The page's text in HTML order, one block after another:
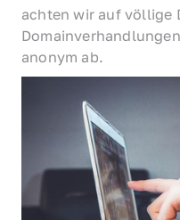
achten wir auf völlige
anonym ab.